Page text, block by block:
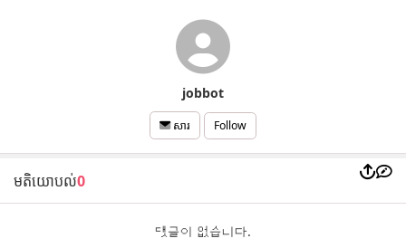
jobbot
សារ Follow
មតិយោបល់0
댓글이 없습니다.